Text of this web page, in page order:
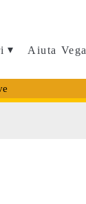
Aiuta